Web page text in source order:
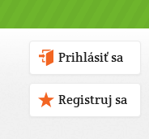
Prihlásiť sa
Registruj sa